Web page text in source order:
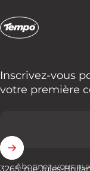
Tempo Tents
Inscrivez-vous
votre première
Abonnez-vous